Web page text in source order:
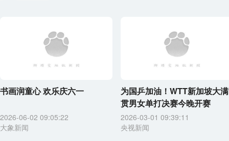
书画润童心 欢乐庆六一
2026-06-02 09:05:22
大象新闻
为国乒加油！WTT新加坡大满
贯男女单打决赛今晚开赛
2026-03-01 09:39:11
央视新闻